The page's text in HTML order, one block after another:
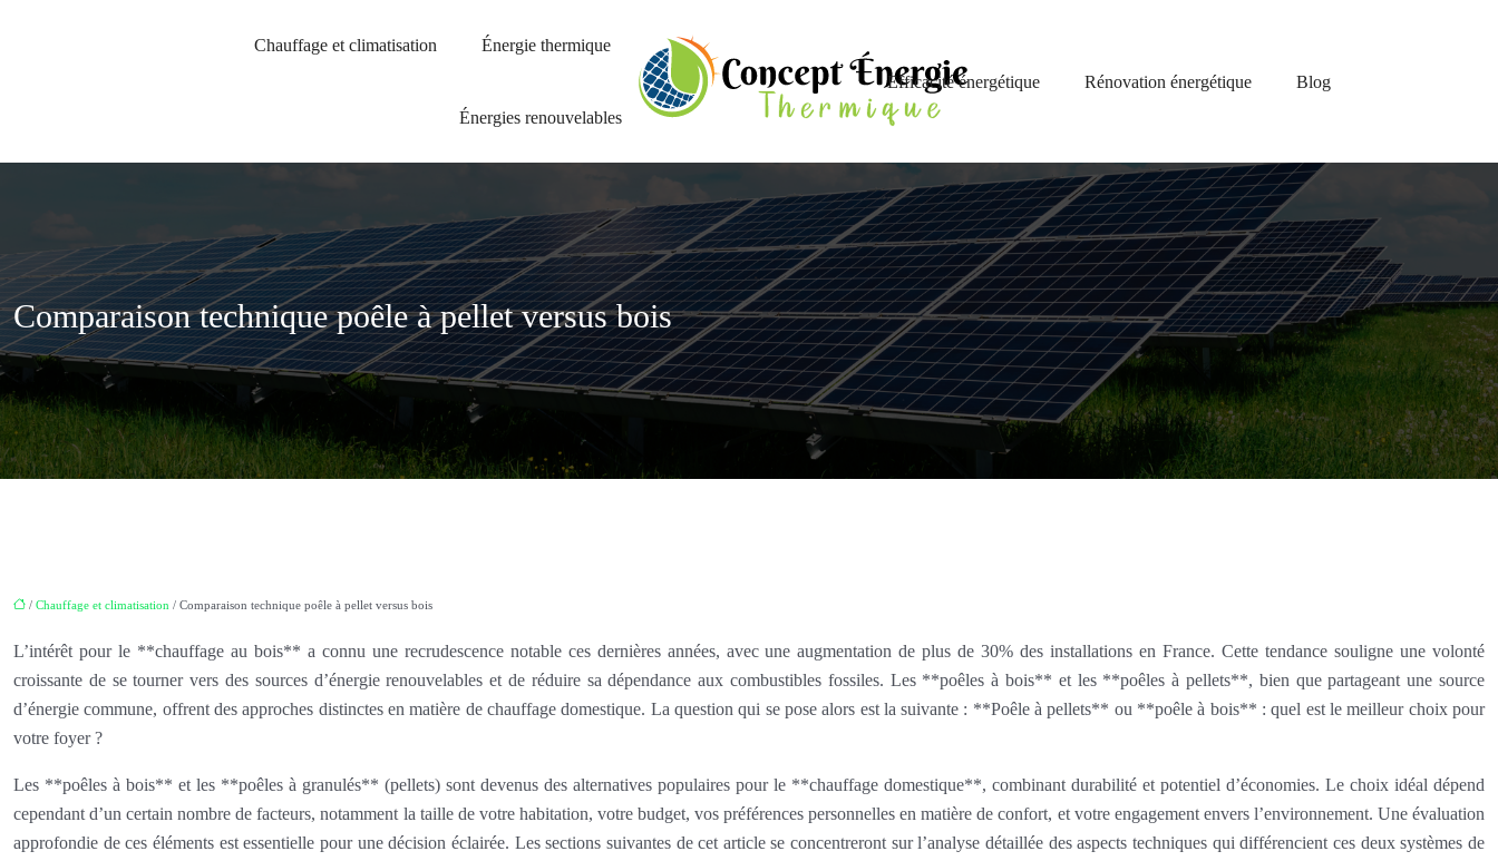
Énergie thermique
Chauffage et climatisation
Énergies renouvelables
Efficacité énergétique Rénovation énergétique Blog
Comparaison technique poêle à pellet versus bois
/ Chauffage et climatisation / Comparaison technique poêle à pellet versus bois
L’intérêt pour le **chauffage au bois** a connu une recrudescence notable ces dernières années, avec une augmentation de plus de 30% des installations en France. Cette tendance souligne une volonté
croissante de se tourner vers des sources d’énergie renouvelables et de réduire sa dépendance aux combustibles fossiles. Les **poêles à bois** et les **poêles à pellets**, bien que partageant une source
d’énergie commune, offrent des approches distinctes en matière de chauffage domestique. La question qui se pose alors est la suivante : **Poêle à pellets** ou **poêle à bois** : quel est le meilleur choix pour
votre foyer ?
Les **poêles à bois** et les **poêles à granulés** (pellets) sont devenus des alternatives populaires pour le **chauffage domestique**, combinant durabilité et potentiel d’économies. Le choix idéal dépend
cependant d’un certain nombre de facteurs, notamment la taille de votre habitation, votre budget, vos préférences personnelles en matière de confort, et votre engagement envers l’environnement. Une évaluation
approfondie de ces éléments est essentielle pour une décision éclairée. Les sections suivantes de cet article se concentreront sur l’analyse détaillée des aspects techniques qui différencient ces deux systèmes de